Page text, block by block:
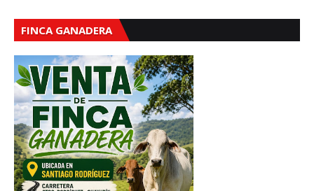
FINCA GANADERA